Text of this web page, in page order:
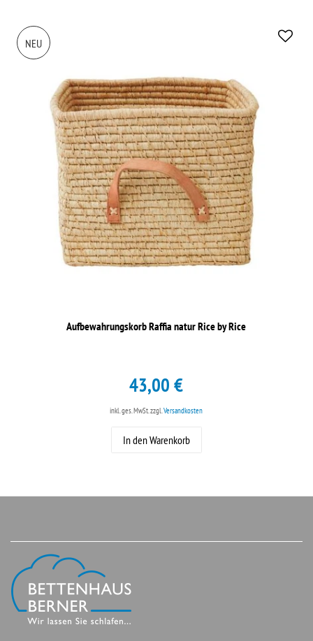
NEU
Aufbewahrungskorb Raffia natur Rice by Rice
43,00 €
inkl. ges. MwSt. zzgl.Versandkosten
In den Warenkorb